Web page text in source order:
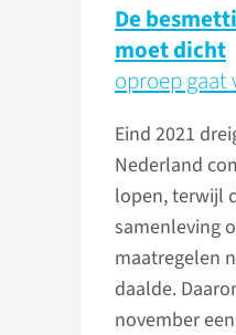
De
moet dicht
oproep gaat
Eind 2021
Nederland
lopen, terwijl
samenleving
maatregelen
daalde.
november